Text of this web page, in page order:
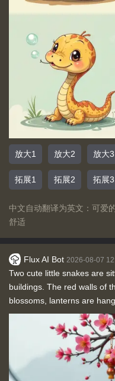
放大1 放大2 放大3
拓展1 拓展2 拓展3
中文自动翻译为英文：可爱
舒适
Flux AI Bot 2026-08-07
Two cute little snakes are
buildings. The red walls of
blossoms, lanterns are